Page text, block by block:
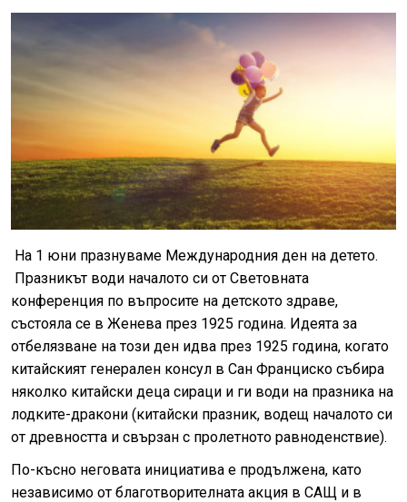
На 1 юни празнуваме Международния ден на детето.
Празникът води началото си от Световната
конференция по въпросите на детското здраве,
състояла се в Женева през 1925 година. Идеята за
отбелязване на този ден идва през 1925 година, когато
китайският генерален консул в Сан Франциско събира
няколко китайски деца сираци и ги води на празника на
лодките-дракони (китайски празник, водещ началото си
от древността и свързан с пролетното равноденствие).
По-късно неговата инициатива е продължена, като
независимо от благотворителната акция в САЩ и в